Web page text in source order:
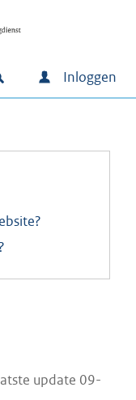
Inloggen
update 09-